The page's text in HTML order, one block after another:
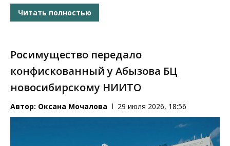
Читать полностью
Росимущество передало
конфискованный у Абызова БЦ
новосибирскому НИИТО
Автор: Оксана Мочалова 29 июля 2026, 18:56